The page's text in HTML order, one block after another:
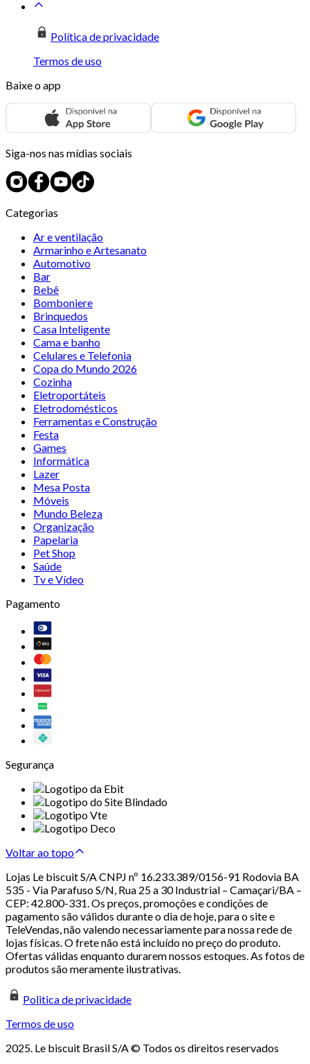
Política de privacidade
Termos de uso
Baixe o app
Siga-nos nas mídias sociais
Categorias
Ar e ventilação
Armarinho e Artesanato
Automotivo
Bar
Bebê
Bomboniere
Brinquedos
Casa Inteligente
Cama e banho
Celulares e Telefonia
Copa do Mundo 2026
Cozinha
Eletroportáteis
Eletrodomésticos
Ferramentas e Construção
Festa
Games
Informática
Lazer
Mesa Posta
Móveis
Mundo Beleza
Organização
Papelaria
Pet Shop
Saúde
Tv e Vídeo
Pagamento
Segurança
Voltar ao topo
Lojas Le biscuit S/A CNPJ nº 16.233.389/0156-91 Rodovia BA
535 - Via Parafuso S/N, Rua 25 a 30 Industrial – Camaçari/BA –
CEP: 42.800-331. Os preços, promoções e condições de
pagamento são válidos durante o dia de hoje, para o site e
TeleVendas, não valendo necessariamente para nossa rede de
lojas físicas. O frete não está incluído no preço do produto.
Ofertas válidas enquanto durarem nossos estoques. As fotos de
produtos são meramente ilustrativas.
Politica de privacidade
Termos de uso
2025. Le biscuit Brasil S/A © Todos os direitos reservados